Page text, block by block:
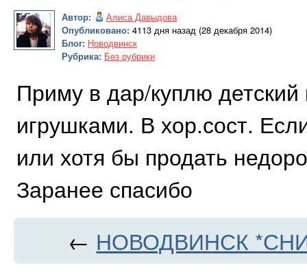
Автор:
Алиса Давыдова
Опубликовано: 4113 дня назад (28 декабря 2014)
Блог: Новодвинск
Рубрика: Без рубрики
Приму в дар/куплю
игрушками. В хор.сост.
или хотя бы продать
Заранее спасибо
← НОВОДВИНСК